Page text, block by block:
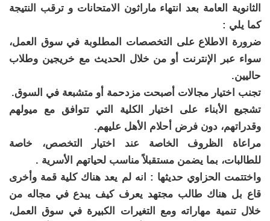
الثانوية العامة بعد انتهاء ماراثون الامتحانات و ترقب النتيجة
كما يلي :
ضرورة الاطلاع على التخصصات المطلوبة في سوق العمل،
سواء عبر الإنترنت أو من خلال الحديث مع خريجين وطلاب
حاليين.
تجنب اختيار مجالات أصبحت مزدحمة أو متشبعة في السوق.
تشجيع الأبناء على اختيار الكلية التي تتوافق مع ميولهم
وقدراتهم، دون فرض أحلام الأهل عليهم.
مراعاة الظروف الخاصة عند اختيار التخصص، خاصة
للطالبات، بما يضمن مستقبلاً مناسب لحياتهم الأسرية .
واختتمت الحزاوي حديثها : انه لم يعد هناك كلية قمة وأخرى
قاع بل هناك طالب مجتهد يعرف كيف يبدع في مجاله من
خلال تنمية مهاراته ومع التغيرات الكبيرة في سوق العمل،